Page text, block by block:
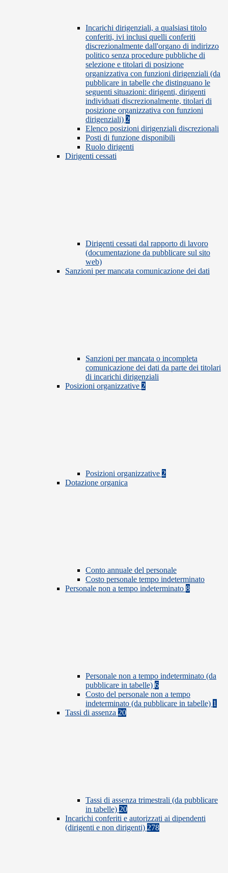
Incarichi dirigenziali, a qualsiasi titolo
conferiti, ivi inclusi quelli conferiti
discrezionalmente dall'organo di indirizzo
politico senza procedure pubbliche di
selezione e titolari di posizione
organizzativa con funzioni dirigenziali (da
pubblicare in tabelle che distinguano le
seguenti situazioni: dirigenti, dirigenti
individuati discrezionalmente, titolari di
posizione organizzativa con funzioni
dirigenziali) 2
Elenco posizioni dirigenziali discrezionali
Posti di funzione disponibili
Ruolo dirigenti
Dirigenti cessati
Dirigenti cessati dal rapporto di lavoro
(documentazione da pubblicare sul sito
web)
Sanzioni per mancata comunicazione dei dati
Sanzioni per mancata o incompleta
comunicazione dei dati da parte dei titolari
di incarichi dirigenziali
Posizioni organizzative 2
Posizioni organizzative 2
Dotazione organica
Conto annuale del personale
Costo personale tempo indeterminato
Personale non a tempo indeterminato 8
Personale non a tempo indeterminato (da
pubblicare in tabelle) 6
Costo del personale non a tempo
indeterminato (da pubblicare in tabelle) 1
Tassi di assenza 20
Tassi di assenza trimestrali (da pubblicare
in tabelle) 20
Incarichi conferiti e autorizzati ai dipendenti
(dirigenti e non dirigenti) 278